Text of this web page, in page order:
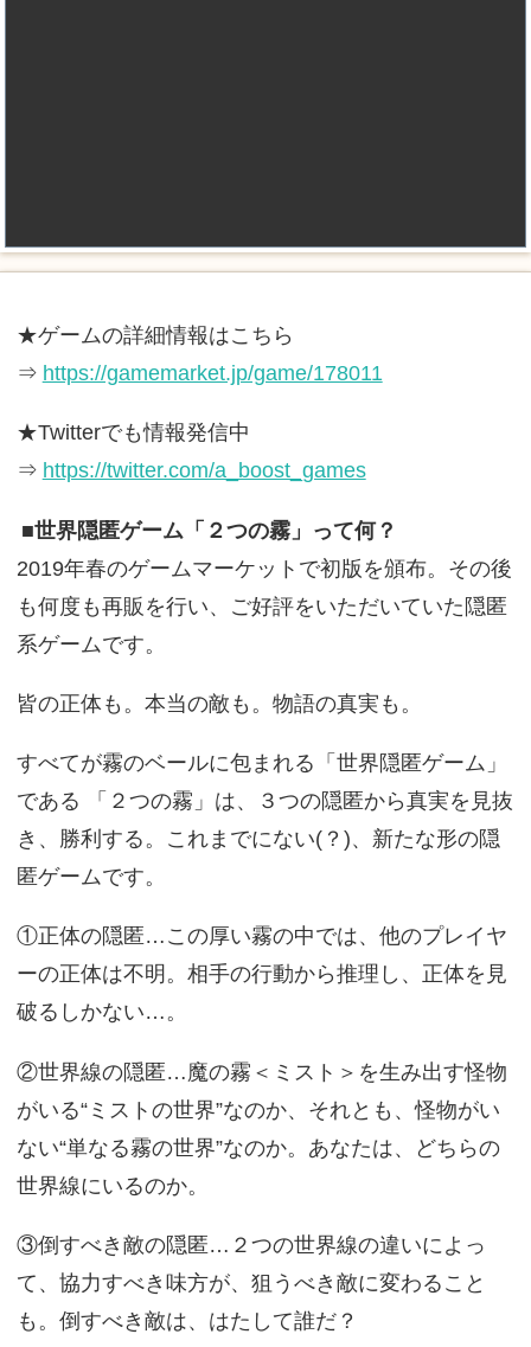
★ゲームの詳細情報はこちら
⇒ https://gamemarket.jp/game/178011
★Twitterでも情報発信中
⇒ https://twitter.com/a_boost_games
■世界隠匿ゲーム「２つの霧」って何？
2019年春のゲームマーケットで初版を頒布。その後
も何度も再販を行い、ご好評をいただいていた隠匿
系ゲームです。
皆の正体も。本当の敵も。物語の真実も。
すべてが霧のベールに包まれる「世界隠匿ゲーム」
である 「２つの霧」は、３つの隠匿から真実を見抜
き、勝利する。これまでにない(？)、新たな形の隠
匿ゲームです。
①正体の隠匿…この厚い霧の中では、他のプレイヤ
ーの正体は不明。相手の行動から推理し、正体を見
破るしかない…。
②世界線の隠匿…魔の霧＜ミスト＞を生み出す怪物
がいる“ミストの世界”なのか、それとも、怪物がい
ない“単なる霧の世界”なのか。あなたは、どちらの
世界線にいるのか。
③倒すべき敵の隠匿…２つの世界線の違いによっ
て、協力すべき味方が、狙うべき敵に変わること
も。倒すべき敵は、はたして誰だ？